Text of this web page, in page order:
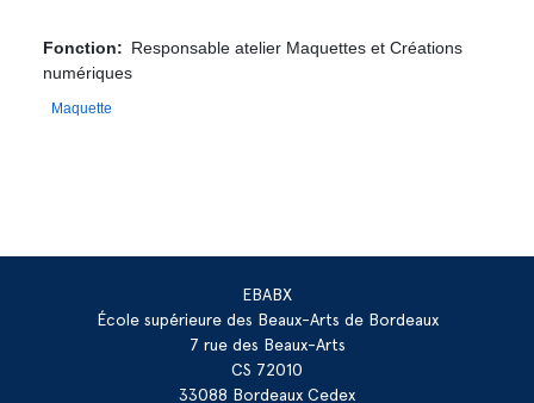
Fonction
Responsable atelier Maquettes et Créations
numériques
Maquette
EBABX
École supérieure des Beaux-Arts de Bordeaux
7 rue des Beaux-Arts
CS 72010
33088 Bordeaux Cedex